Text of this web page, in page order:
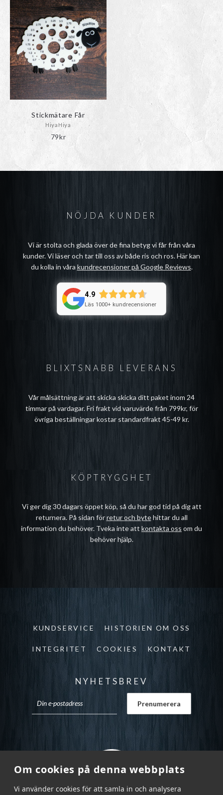
Om cookies på denna webbplats
Vi använder cookies för att samla in och analysera
Stickmätare Får
HiyaHiya
79kr
BLIXTSNABB LEVERANS
Vår målsättning är att skicka skicka ditt paket inom 24
timmar på vardagar. Fri frakt vid varuvärde från 799kr, för
övriga beställningar kostar standardfrakt 45-49 kr.
NÖJDA KUNDER
Vi är stolta och glada över de fina betyg vi får från våra
kunder. Vi läser och tar till oss av både ris och ros. Här kan
du kolla in våra kundrecensioner på Google Reviews.
4.9
Läs 1000+ kundrecensioner
KÖPTRYGGHET
Vi ger dig 30 dagars öppet köp, så du har god tid på dig att
returnera. På sidan förretur och bytehittar du all
information du behöver. Tveka inte att kontakta oss om du
behöver hjälp.
KUNDSERVICE HISTORIEN OM OSS
INTEGRITET COOKIES KONTAKT
NYHETSBREV